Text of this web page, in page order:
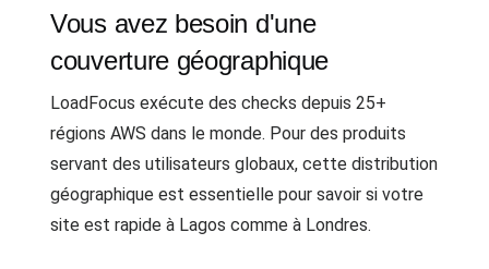
Vous avez besoin d'une
couverture géographique
LoadFocus exécute des checks depuis 25+
régions AWS dans le monde. Pour des produits
servant des utilisateurs globaux, cette distribution
géographique est essentielle pour savoir si votre
site est rapide à Lagos comme à Londres.